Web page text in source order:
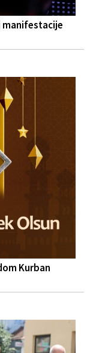
manifestacije
Kurban